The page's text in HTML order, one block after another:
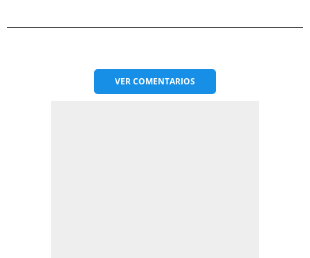
VERCOMENTARIOS